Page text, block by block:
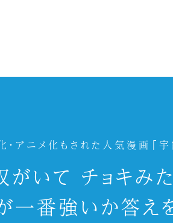
・アニメ化もされた人気漫画「
がいて チョキみ
一番強いか答え